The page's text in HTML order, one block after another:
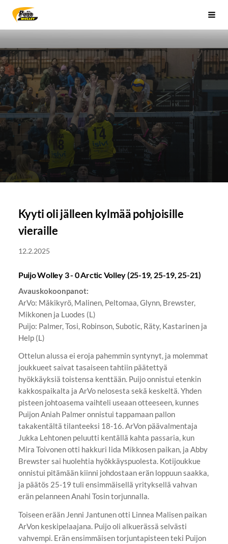
Siirry
sivun
Sivuston etusivulle
Kyyti oli jälleen kylmää pohjoisille
vieraille
12.2.2025
Puijo Wolley 3 - 0 Arctic Volley (25-19, 25-19, 25-21)
Avauskokoonpanot:
ArVo: Mäkikyrö, Malinen, Peltomaa, Glynn, Brewster,
Mikkonen ja Luodes (L)
Puijo: Palmer, Tosi, Robinson, Subotic, Räty, Kastarinen ja
Help (L)
Ottelun alussa ei eroja pahemmin syntynyt, ja molemmat
joukkueet saivat tasaiseen tahtiin päätettyä
hyökkäyksiä toistensa kenttään. Puijo onnistui etenkin
kakkospaikalta ja ArVo nelosesta sekä keskeltä. Yhden
pisteen johtoasema vaihteli useaan otteeseen, kunnes
Puijon Aniah Palmer onnistui tappamaan pallon
takakentältä tilanteeksi 18-16. ArVon päävalmentaja
Jukka Lehtonen peluutti kentällä kahta passaria, kun
Mira Toivonen otti hakkuri Iida Mikkosen paikan, ja Abby
Brewster sai huolehtia hyökkäyspuolesta. Kotijoukkue
onnistui pitämään kiinni johdostaan erän loppuun saakka,
ja päätös 25-19 tuli ensimmäisellä yrityksellä vahvan
erän pelanneen Anahi Tosin torjunnalla.
Toiseen erään Jenni Jantunen otti Linnea Malisen paikan
ArVon keskipelaajana. Puijo oli alkuerässä selvästi
vahvempi. Erän ensimmäisen torjuntapisteen teki Puijon